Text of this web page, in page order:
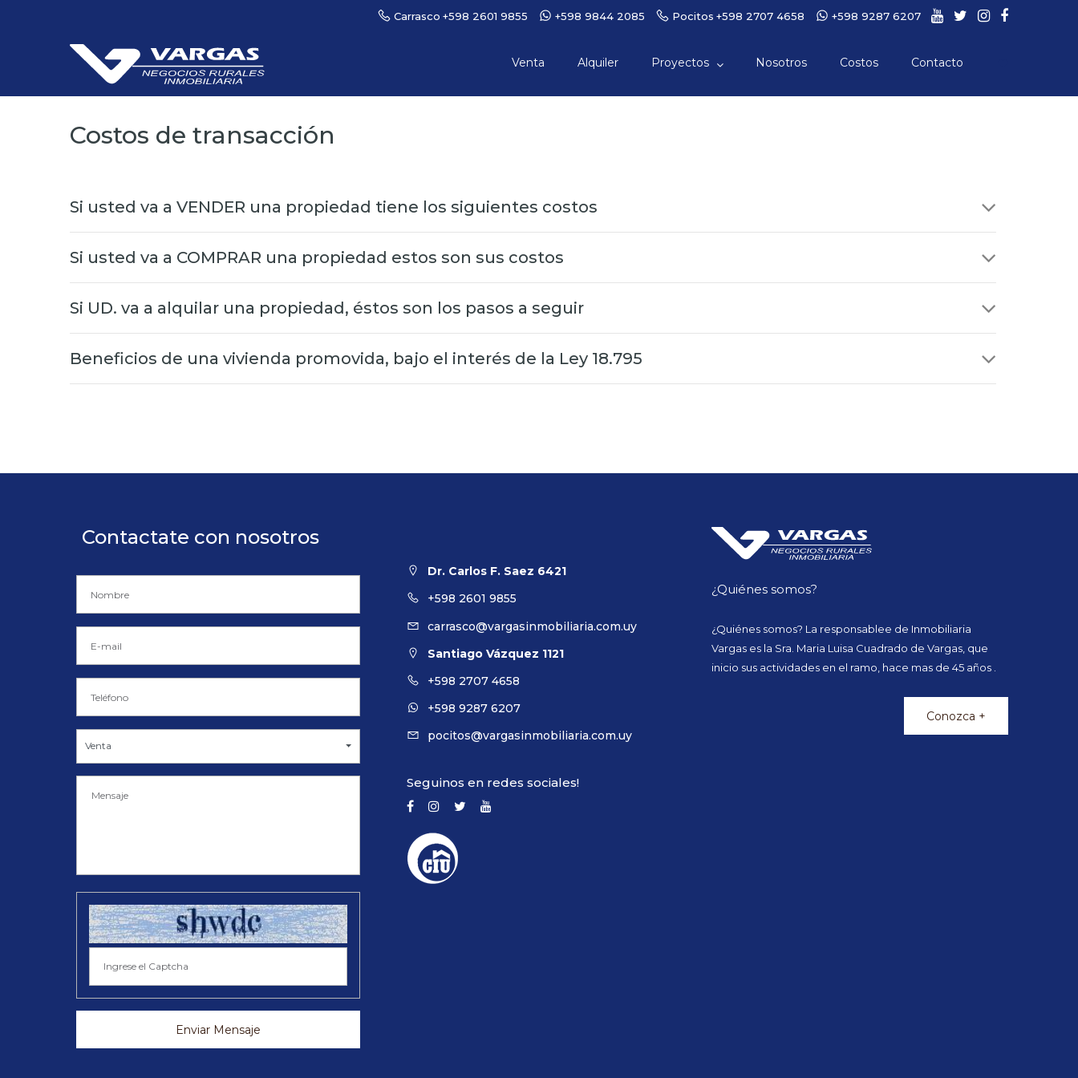
Carrasco +598 2601 9855 +598 9844 2085 Pocitos +598 2707 4658 +598 9287 6207
Venta Alquiler Proyectos Nosotros Costos Contacto
Costos de transacción
Si usted va a VENDER una propiedad tiene los siguientes costos
Si usted va a COMPRAR una propiedad estos son sus costos
Si UD. va a alquilar una propiedad, éstos son los pasos a seguir
Beneficios de una vivienda promovida, bajo el interés de la Ley 18.795
Contactate con nosotros
Venta
Enviar Mensaje
Dr. Carlos F. Saez 6421
+598 2601 9855
carrasco@vargasinmobiliaria.com.uy
Santiago Vázquez 1121
+598 2707 4658
+598 9287 6207
pocitos@vargasinmobiliaria.com.uy
Seguinos en redes sociales!
¿Quiénes somos?
¿Quiénes somos? La responsablee de Inmobiliaria
Vargas es la Sra. Maria Luisa Cuadrado de Vargas, que
inicio sus actividades en el ramo, hace mas de 45 años .
Conozca +